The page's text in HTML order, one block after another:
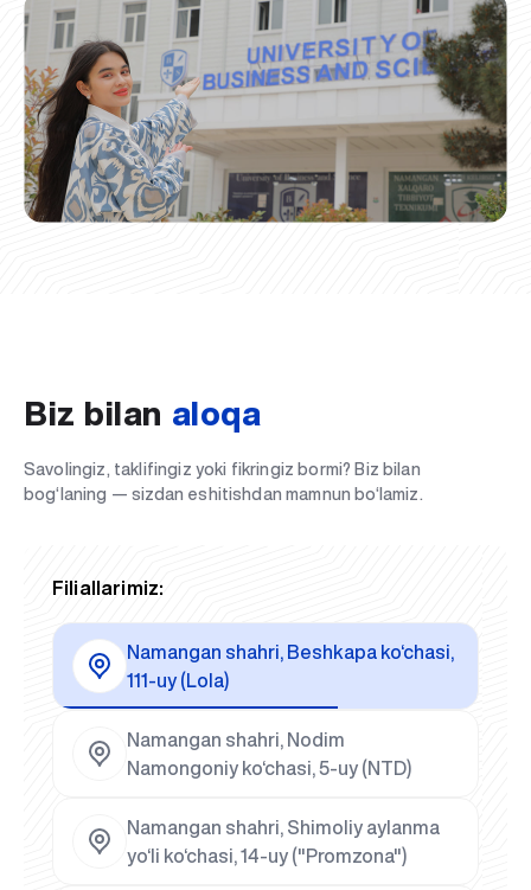
Biz bilan aloqa
Savolingiz, taklifingiz yoki fikringiz bormi? Biz bilan
bog‘laning — sizdan eshitishdan mamnun bo‘lamiz.
Filiallarimiz:
Namangan shahri, Beshkapa ko‘chasi,
111-uy (Lola)
Namangan shahri, Nodim
Namongoniy ko‘chasi, 5-uy (NTD)
Namangan shahri, Shimoliy aylanma
yo‘li ko‘chasi, 14-uy ("Promzona")